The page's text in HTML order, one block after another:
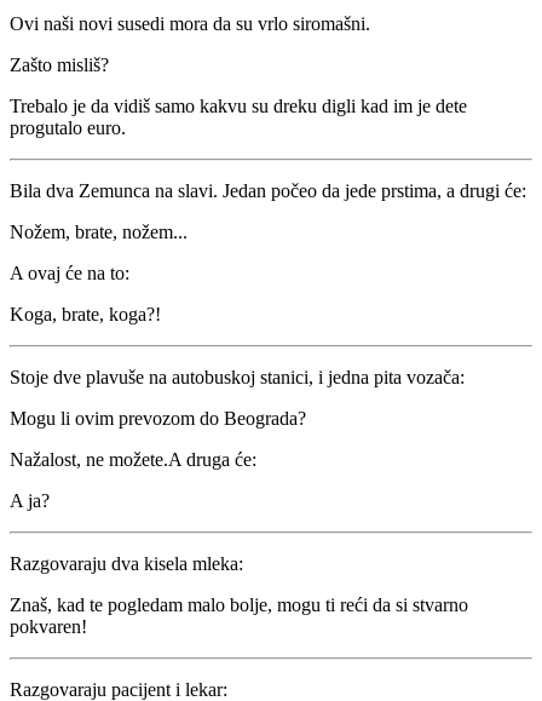
Ovi naši novi susedi mora da su vrlo siromašni.
Zašto misliš?
Trebalo je da vidiš samo kakvu su dreku digli kad im je dete
progutalo euro.
Bila dva Zemunca na slavi. Jedan počeo da jede prstima, a drugi će:
Nožem, brate, nožem...
A ovaj će na to:
Koga, brate, koga?!
Stoje dve plavuše na autobuskoj stanici, i jedna pita vozača:
Mogu li ovim prevozom do Beograda?
Nažalost, ne možete.A druga će:
A ja?
Razgovaraju dva kisela mleka:
Znaš, kad te pogledam malo bolje, mogu ti reći da si stvarno
pokvaren!
Razgovaraju pacijent i lekar: